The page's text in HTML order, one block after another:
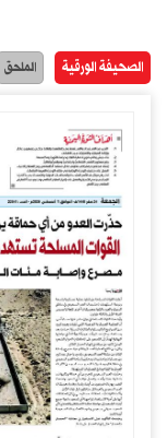
الصحيفة الورقية الملحق